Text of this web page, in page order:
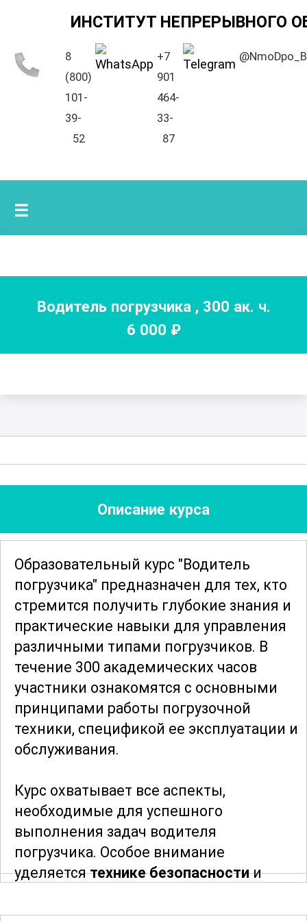
ИНСТИТУТ НЕПРЕРЫВНОГО
8
(800)
101-
39-
52
+7
901
464-
33-
87
☰
Водитель погрузчика , 300 ак. ч.
6 000 ₽
Описание курса
Образовательный курс "Водитель
погрузчика" предназначен для тех, кто
стремится получить глубокие знания и
практические навыки для управления
различными типами погрузчиков. В
течение 300 академических часов
участники ознакомятся с основными
принципами работы погрузочной
техники, спецификой ее эксплуатации и
обслуживания.
Курс охватывает все аспекты,
необходимые для успешного
выполнения задач водителя
погрузчика. Особое внимание
уделяетсятехнике безопасностии
Участники узнают, как правильно